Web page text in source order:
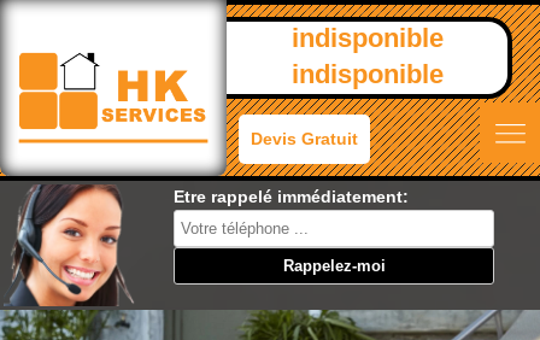
indisponible
indisponible
Devis Gratuit
Etre rappelé immédiatement: